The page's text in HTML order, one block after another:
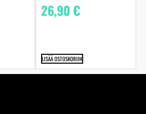
26,90€
LISÄÄ OSTOSKORIIN